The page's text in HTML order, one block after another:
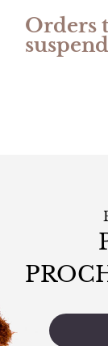
Orders